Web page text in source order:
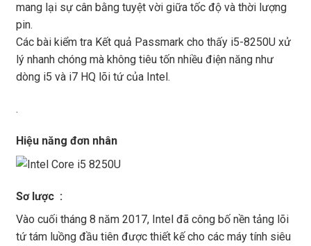
mang lại sự cân bằng tuyệt vời giữa tốc độ và thời lượng
pin.
Các bài kiểm tra Kết quả Passmark cho thấy i5-8250U xử
lý nhanh chóng mà không tiêu tốn nhiều điện năng như
dòng i5 và i7 HQ lõi tứ của Intel.
.
Hiệu năng đơn nhân
Sơ lược :
Vào cuối tháng 8 năm 2017, Intel đã công bố nền tảng lõi
tứ tám luồng đầu tiên được thiết kế cho các máy tính siêu